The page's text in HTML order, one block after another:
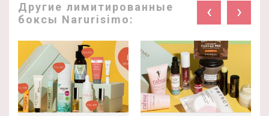
Другие лимитированные
боксы Narurisimo:
‹ ›